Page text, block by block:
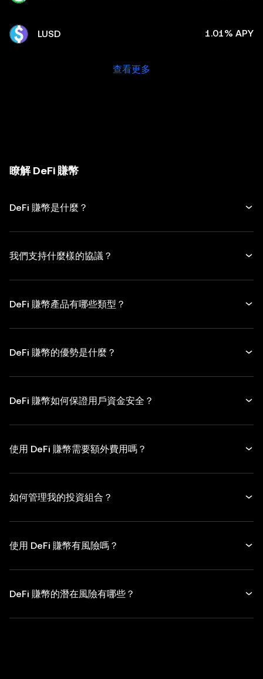
LUSD 1.01% APY
查看更多
瞭解 DeFi 賺幣
DeFi 賺幣是什麼？
我們支持什麼樣的協議？
DeFi 賺幣產品有哪些類型？
DeFi 賺幣的優勢是什麼？
DeFi 賺幣如何保證用戶資金安全？
使用 DeFi 賺幣需要額外費用嗎？
如何管理我的投資組合？
使用 DeFi 賺幣有風險嗎？
DeFi 賺幣的潛在風險有哪些？